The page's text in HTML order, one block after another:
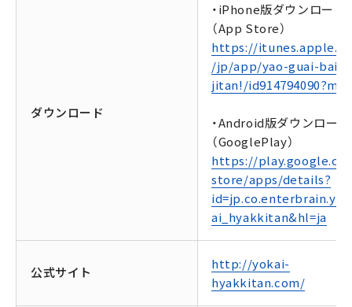
ダウンロード
・iPhone版ダウンロード
（App Store）
https://
/jp/app/yao-guai-bai-
jitan!/
・Android版ダウンロード
（GooglePlay）
https://
store/apps/details?
ai_hyakkitan&hl=ja
公式サイト
http://yokai-
hyakkitan.com/